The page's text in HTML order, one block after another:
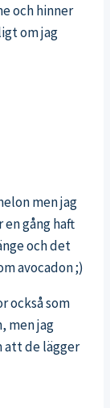
och hinner
om jag
men jag
en gång haft
och det
avocadon ;)
också som
men jag
att de lägger